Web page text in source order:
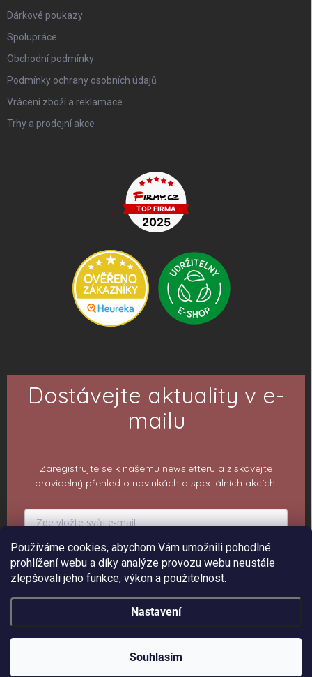
Používáme cookies, abychom Vám umožnili pohodlné
prohlížení webu a díky analýze provozu webu neustále
zlepšovali jeho funkce, výkon a použitelnost.
Nastavení
Souhlasím
Dárkové poukazy
Spolupráce
Obchodní podmínky
Podmínky ochrany osobních údajů
Vrácení zboží a reklamace
Trhy a prodejní akce
Dostávejte aktuality v e-
mailu
Zaregistrujte se k našemu newsletteru a získávejte
pravidelný přehled o novinkách a speciálních akcích.
PŘIHLÁSIT K ODBĚRU
Copyright 2026ePiPí - Prodejna radostí. Všechna práva vyhrazena.Upravit
nastavení cookies